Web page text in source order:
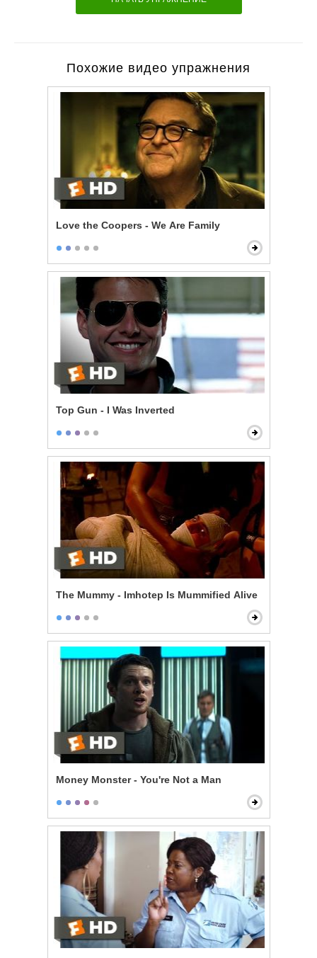
Похожие видео упражнения
Love the Coopers - We Are Family
Top Gun - I Was Inverted
The Mummy - Imhotep Is Mummified Alive
Money Monster - You're Not a Man